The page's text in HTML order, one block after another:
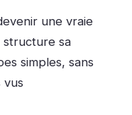
une vraie
sa
simples, sans
vus